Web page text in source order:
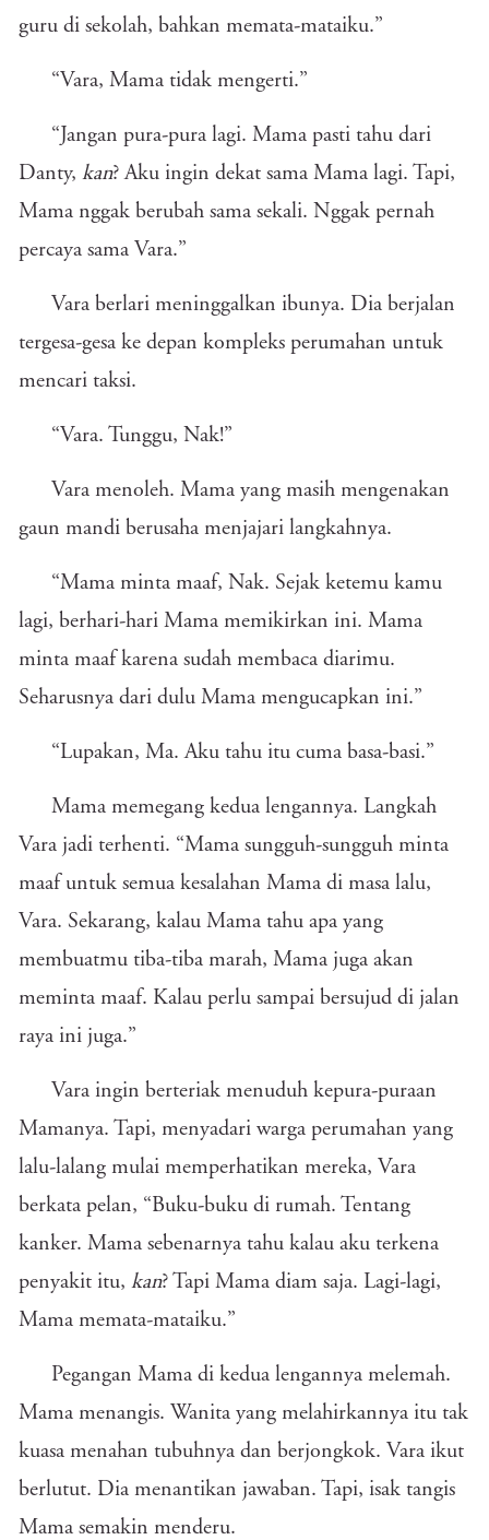
guru di sekolah, bahkan memata-mataiku.”
“Vara, Mama tidak mengerti.”
“Jangan pura-pura lagi. Mama pasti tahu dari
Danty, kan? Aku ingin dekat sama Mama lagi. Tapi,
Mama nggak berubah sama sekali. Nggak pernah
percaya sama Vara.”
Vara berlari meninggalkan ibunya. Dia berjalan
tergesa-gesa ke depan kompleks perumahan untuk
mencari taksi.
“Vara. Tunggu, Nak!”
Vara menoleh. Mama yang masih mengenakan
gaun mandi berusaha menjajari langkahnya.
“Mama minta maaf, Nak. Sejak ketemu kamu
lagi, berhari-hari Mama memikirkan ini. Mama
minta maaf karena sudah membaca diarimu.
Seharusnya dari dulu Mama mengucapkan ini.”
“Lupakan, Ma. Aku tahu itu cuma basa-basi.”
Mama memegang kedua lengannya. Langkah
Vara jadi terhenti. “Mama sungguh-sungguh minta
maaf untuk semua kesalahan Mama di masa lalu,
Vara. Sekarang, kalau Mama tahu apa yang
membuatmu tiba-tiba marah, Mama juga akan
meminta maaf. Kalau perlu sampai bersujud di jalan
raya ini juga.”
Vara ingin berteriak menuduh kepura-puraan
Mamanya. Tapi, menyadari warga perumahan yang
lalu-lalang mulai memperhatikan mereka, Vara
berkata pelan, “Buku-buku di rumah. Tentang
kanker. Mama sebenarnya tahu kalau aku terkena
penyakit itu, kan? Tapi Mama diam saja. Lagi-lagi,
Mama memata-mataiku.”
Pegangan Mama di kedua lengannya melemah.
Mama menangis. Wanita yang melahirkannya itu tak
kuasa menahan tubuhnya dan berjongkok. Vara ikut
berlutut. Dia menantikan jawaban. Tapi, isak tangis
Mama semakin menderu.